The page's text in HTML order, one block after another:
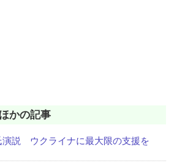
かの記事
演説 ウクライナに最大限の支援を